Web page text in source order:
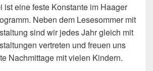
ist eine feste Konstante im Haager
Neben dem Lesesommer mit
sind wir jedes Jahr gleich mit
vertreten und freuen uns
Nachmittage mit vielen Kindern.